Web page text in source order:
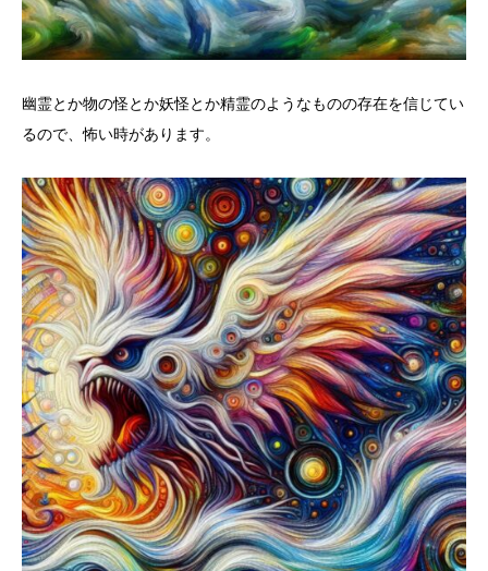
幽霊とか物の怪とか妖怪とか精霊のようなものの存在を信じてい
るので、怖い時があります。